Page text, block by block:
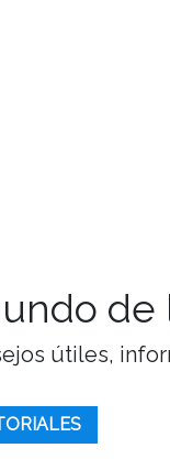
útiles,